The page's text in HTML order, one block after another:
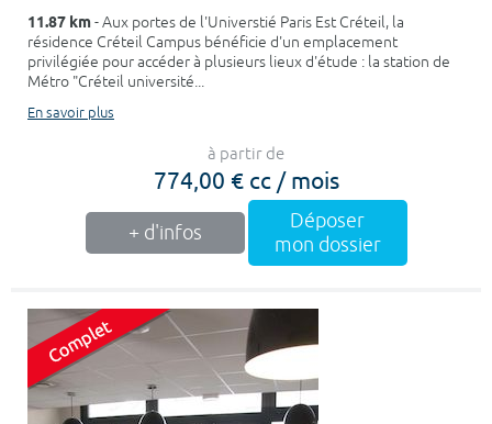
11.87 km- Aux portes de l'Universtié Paris Est Créteil, la
résidence Créteil Campus bénéficie d'un emplacement
privilégiée pour accéder à plusieurs lieux d'étude : la station de
Métro "Créteil université...
En savoir plus
à partir de
774,00 € cc / mois
+ d'infos
Déposer
mon dossier